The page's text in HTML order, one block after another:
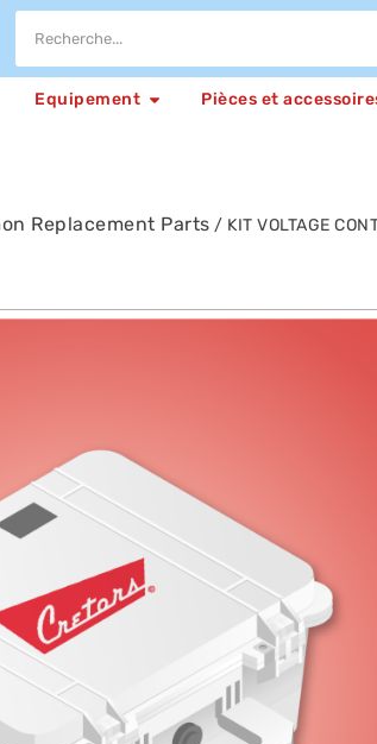
Equipement Pièces et
Replacement Parts / KIT VOLTAGE